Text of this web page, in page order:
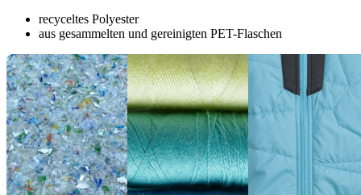
recyceltes Polyester
aus gesammelten und gereinigten PET-Flaschen